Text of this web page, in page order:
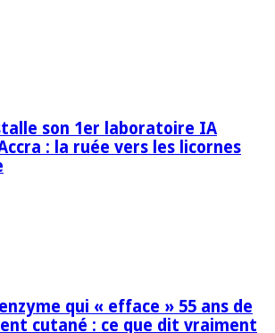
son 1er laboratoire IA
: la ruée vers les licornes
qui « efface » 55 ans de
cutané : ce que dit vraiment